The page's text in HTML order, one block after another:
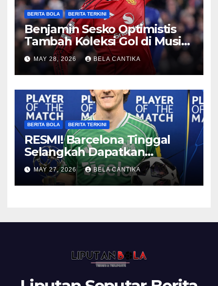
BERITA BOLA BERITA TERKINI
Benjamin Sesko Optimistis
Tambah Koleksi Gol di Musim
2026/27
MAY 28, 2026 BELA CANTIKA
BERITA BOLA BERITA TERKINI
RESMI! Barcelona Tinggal
Selangkah Dapatkan
Anthony Gordon
MAY 27, 2026 BELA CANTIKA